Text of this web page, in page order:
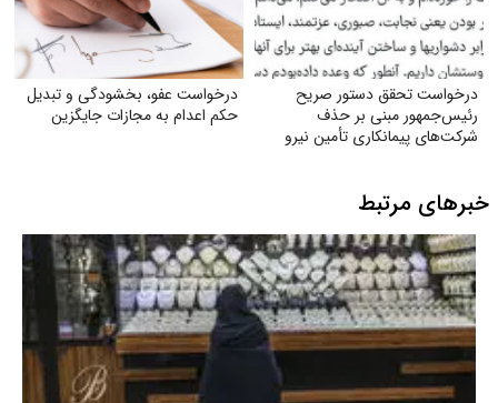
درخواست تحقق دستور صریح
رئیس‌جمهور مبنی بر حذف
شرکت‌های پیمانکاری تأمین نیرو
درخواست عفو، بخشودگی و تبدیل
حکم اعدام به مجازات جایگزین
خبرهای مرتبط